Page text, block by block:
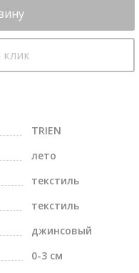
TRIEN
лето
текстиль
текстиль
джинсовый
0-3 см